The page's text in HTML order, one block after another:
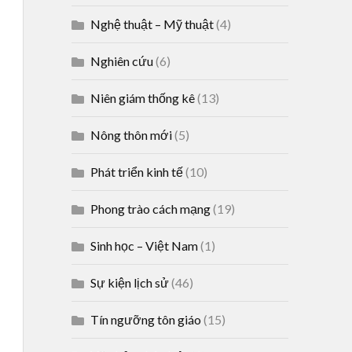
Nghệ thuật – Mỹ thuật(4)
Nghiên cứu(6)
Niên giám thống kê(13)
Nông thôn mới(5)
Phát triển kinh tế(10)
Phong trào cách mạng(19)
Sinh học – Việt Nam(1)
Sự kiện lịch sử(46)
Tín ngưỡng tôn giáo (15)